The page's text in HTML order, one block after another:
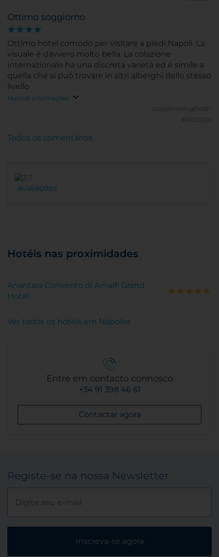
Ottimo soggiorno
Ottimo hotel comodo per visitare a piedi Napoli. La
visuale é davvero molto bella. La colazione
internazionale ha una discreta varietà ed é simile a
quella che si può trovare in altri alberghi dello stesso
livello
Mostrar informações
GlobeTrotting314181.
16/03/2026
avaliações
Todos os comentários
Hotéis nas proximidades
Anantara Convento di Amalfi Grand
Hotel
Ver todos os hotéis em Nápoles
Entre em contacto connosco
+34 91 398 46 61
Contactar agora
Registe-se na nossa Newsletter
Inscreva-se agora